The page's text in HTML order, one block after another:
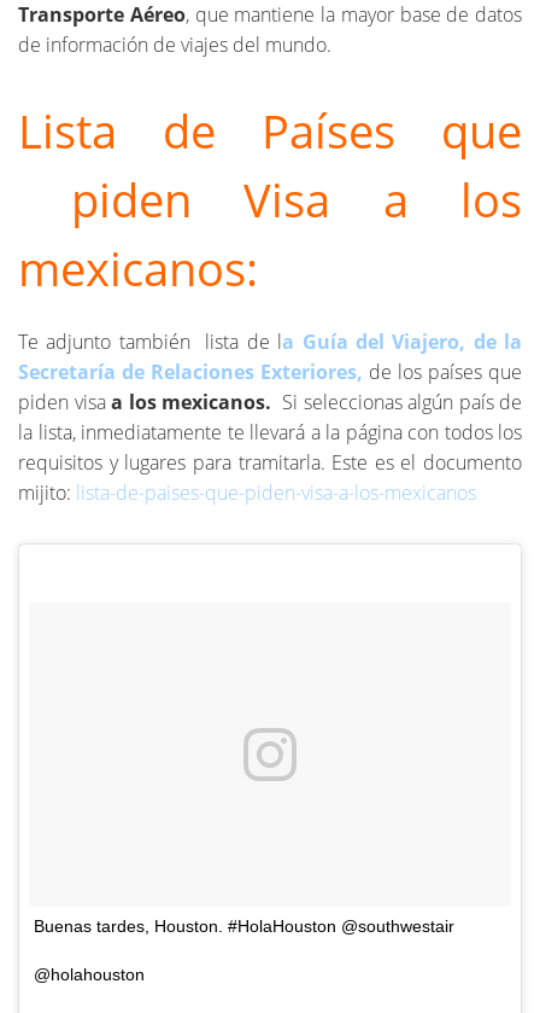
Transporte Aéreo, que mantiene la mayor base de datos
de información de viajes del mundo.
Lista de Países que
piden Visa a los
mexicanos:
Te adjunto también lista de la Guía del Viajero, de la
Secretaría de Relaciones Exteriores, de los países que
piden visaa los mexicanos. Si seleccionas algún país de
la lista, inmediatamente te llevará a la página con todos los
requisitos y lugares para tramitarla. Este es el documento
mijito: lista-de-paises-que-piden-visa-a-los-mexicanos
Buenas tardes, Houston. #HolaHouston @southwestair
@holahouston